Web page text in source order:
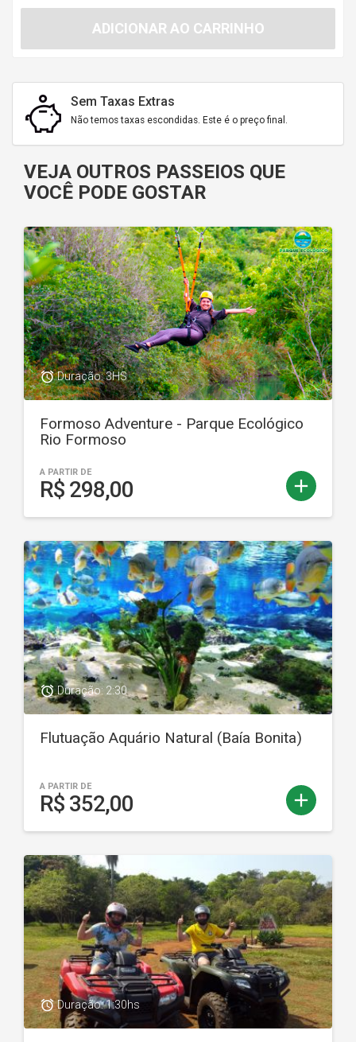
ADICIONAR AO CARRINHO
Sem Taxas Extras
Não temos taxas escondidas. Este é o preço final.
VEJA OUTROS PASSEIOS QUE
VOCÊ PODE GOSTAR
add
access_alarmDuração: 3HS
Formoso Adventure - Parque Ecológico
Rio Formoso
A PARTIR DE
R$ 298,00
add
access_alarm Duração: 2:30
Flutuação Aquário Natural (Baía Bonita)
A PARTIR DE
R$ 352,00
access_alarmDuração: 1:30hs